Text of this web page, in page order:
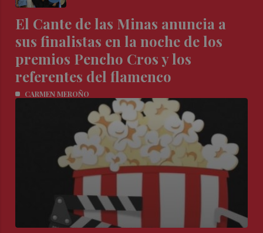
El Cante de las Minas anuncia a
sus finalistas en la noche de los
premios Pencho Cros y los
referentes del flamenco
CARMEN MEROÑO